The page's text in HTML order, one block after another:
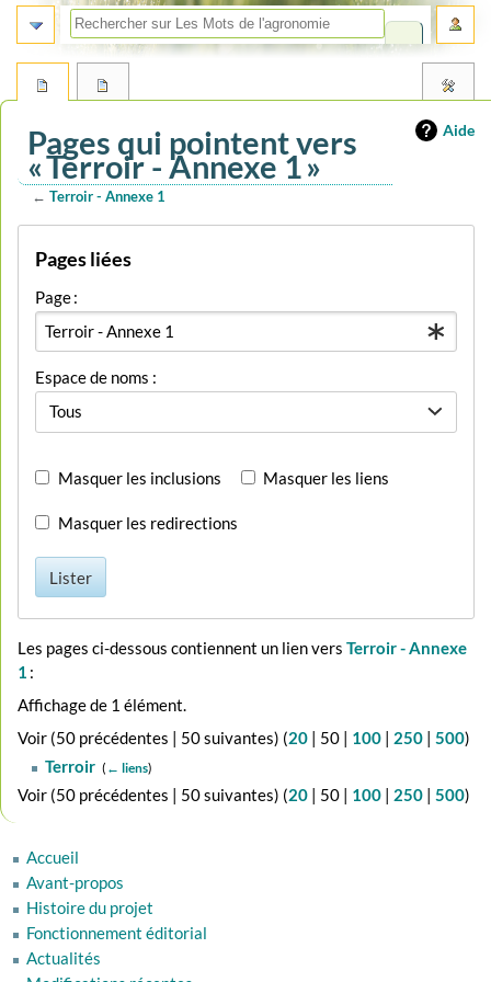
Aide
Pages qui pointent vers
« Terroir - Annexe 1 »
←Terroir - Annexe 1
navigation
recherche
Pages liées
Page :
Espace de noms :
Tous
Masquer les inclusions Masquer les liens
Masquer les redirections
Lister
Les pages ci-dessous contiennent un lien versTerroir - Annexe
1 :
Affichage de 1 élément.
Voir (50 précédentes | 50 suivantes) (20 | 50 | 100 | 250 |500)
Terroir‎ ( ← liens)
Voir (50 précédentes | 50 suivantes) (20 | 50 | 100 | 250 |500)
Accueil
Avant-propos
Histoire du projet
Fonctionnement éditorial
Actualités